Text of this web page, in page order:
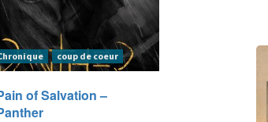
coup de coeur
of Salvation –